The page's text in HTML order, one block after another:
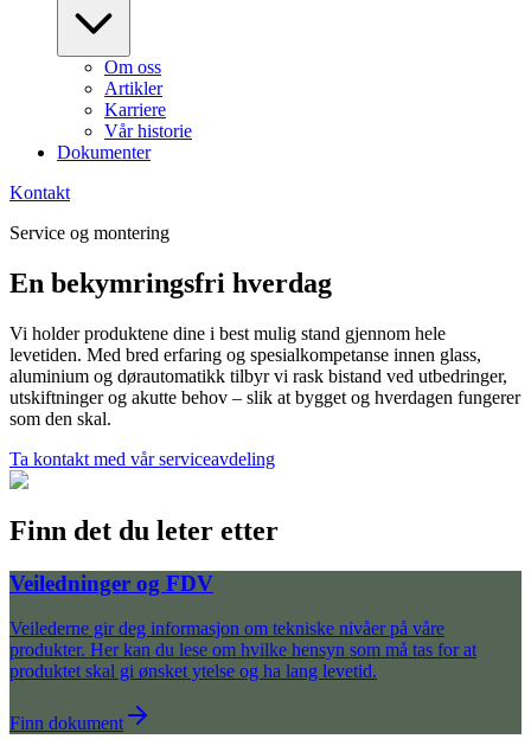
Om oss
Artikler
Karriere
Vår historie
Dokumenter
Kontakt
Service og montering
En bekymringsfri hverdag
Vi holder produktene dine i best mulig stand gjennom hele
levetiden. Med bred erfaring og spesialkompetanse innen glass,
aluminium og dørautomatikk tilbyr vi rask bistand ved utbedringer,
utskiftninger og akutte behov – slik at bygget og hverdagen fungerer
som den skal.
Ta kontakt med vår serviceavdeling
Finn det du leter etter
Veiledninger og FDV
Veilederne gir deg informasjon om tekniske nivåer på våre
produkter. Her kan du lese om hvilke hensyn som må tas for at
produktet skal gi ønsket ytelse og ha lang levetid.
Finn dokument